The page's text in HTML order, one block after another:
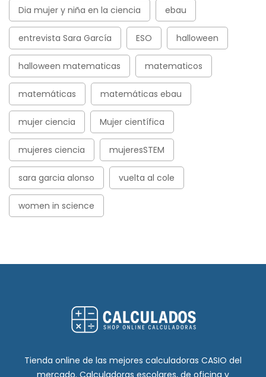
Dia mujer y niña en la ciencia ebau
entrevista Sara García ESO halloween
halloween matematicas matematicos
matemáticas matemáticas ebau
mujer ciencia Mujer científica
mujeres ciencia mujeresSTEM
sara garcia alonso vuelta al cole
women in science
Tienda online de las mejores calculadoras CASIO del
mercado. Calculadoras escolares, de oficina y